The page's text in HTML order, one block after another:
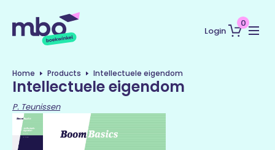
Login
0
Home Products Intellectuele eigendom
Intellectuele eigendom
P. Teunissen